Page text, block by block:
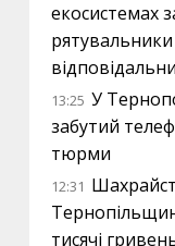
екосистемах
13:25 У
забутий
тюрми
12:31
тисячі